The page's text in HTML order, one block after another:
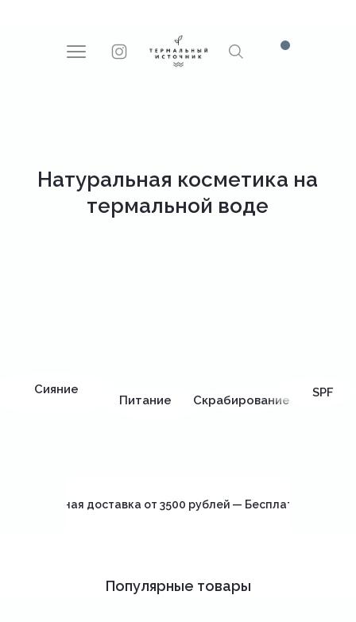
Поиск
Натуральная косметика на
термальной воде
Сияние
Питание Скрабирование
SPF
Бесплатная доставка от 3500 рублей — Бесплатная
Популярные товары